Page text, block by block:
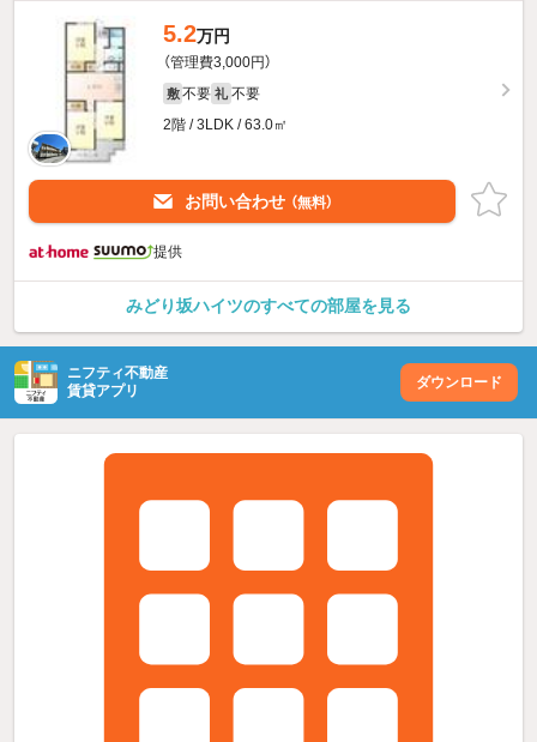
5.2万円
（管理費3,000円）
敷 不要 礼 不要
2階 / 3LDK / 63.0㎡
お問い合わせ （無料）
提供
みどり坂ハイツのすべての部屋を見る
ニフティ不動産
賃貸アプリ
ダウンロード